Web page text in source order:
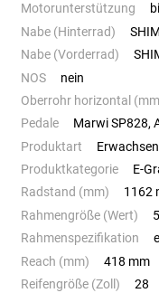
Motorunterstützung
Nabe (Hinterrad)
Nabe (Vorderrad)
NOS
nein
Oberrohr horizontal
Pedale
Marwi SP828,
Produktart
Produktkategorie
E-
Radstand (mm)
1162
Rahmengröße (Wert)
Rahmenspezifikation
Reach (mm)
418 mm
Reifengröße (Zoll)
28